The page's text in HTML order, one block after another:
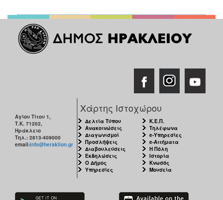
Αγίου Τίτου 1,
Τ.Κ. 71202,
Ηράκλειο
Τηλ.: 2813-409000
email:info@heraklion.gr
Χάρτης Ιστοχώρου
Δελτία Τύπου
Ανακοινώσεις
Διαγωνισμοί
Προσλήψεις
Διαβουλεύσεις
Εκδηλώσεις
Ο Δήμος
Υπηρεσίες
Κ.Ε.Π.
Τηλέφωνα
e-Υπηρεσίες
e-Αιτήματα
Η Πόλη
Ιστορία
Κνωσός
Μουσεία